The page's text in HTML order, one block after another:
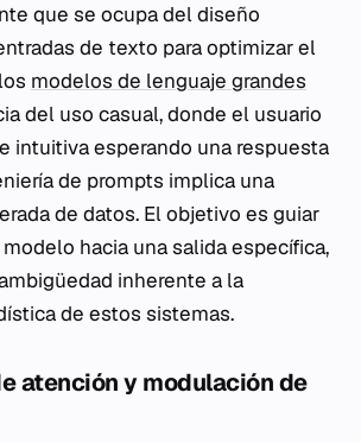
que se ocupa del diseño
de texto para optimizar el
modelos de lenguaje grandes
del uso casual, donde el usuario
intuitiva esperando una respuesta
de prompts implica una
de datos. El objetivo es guiar
hacia una salida específica,
inherente a la
de estos sistemas.
atención y modulación de